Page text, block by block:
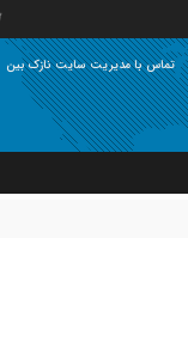
تماس با مدیریت سایت نازک بین